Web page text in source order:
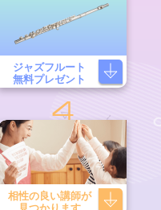
ジャズフルート
無料プレゼント
4
相性の良い講師が